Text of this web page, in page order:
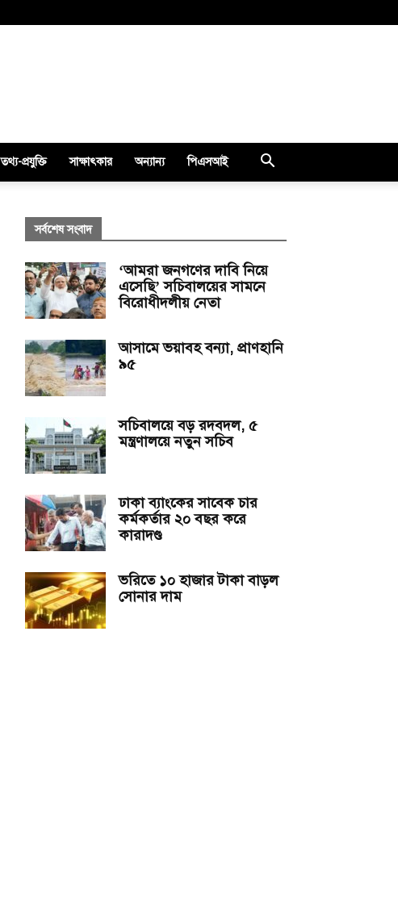
তথ্য-প্রযুক্তি সাক্ষাৎকার অন্যান্য পিএসআই
সর্বশেষ সংবাদ
‘আমরা জনগণের দাবি নিয়ে
এসেছি’ সচিবালয়ের সামনে
বিরোধীদলীয় নেতা
আসামে ভয়াবহ বন্যা, প্রাণহানি
৯৫
সচিবালয়ে বড় রদবদল, ৫
মন্ত্রণালয়ে নতুন সচিব
ঢাকা ব্যাংকের সাবেক চার
কর্মকর্তার ২০ বছর করে
কারাদণ্ড
ভরিতে ১০ হাজার টাকা বাড়ল
সোনার দাম